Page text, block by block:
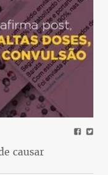
causar